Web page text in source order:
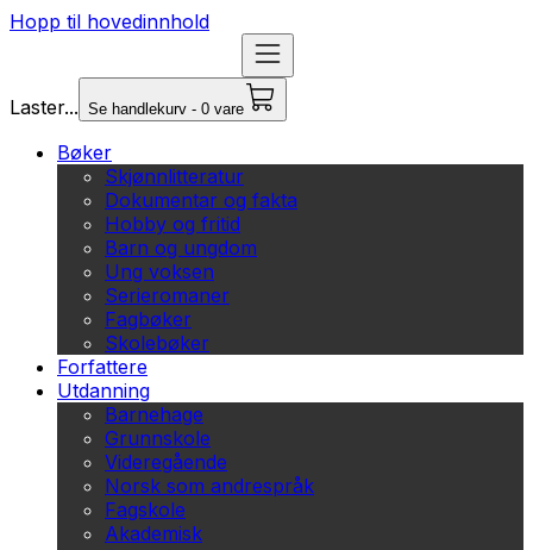
Hopp til hovedinnhold
Laster... Se handlekurv - 0 vare
Bøker
Skjønnlitteratur
Dokumentar og fakta
Hobby og fritid
Barn og ungdom
Ung voksen
Serieromaner
Fagbøker
Skolebøker
Forfattere
Utdanning
Barnehage
Grunnskole
Videregående
Norsk som andrespråk
Fagskole
Akademisk